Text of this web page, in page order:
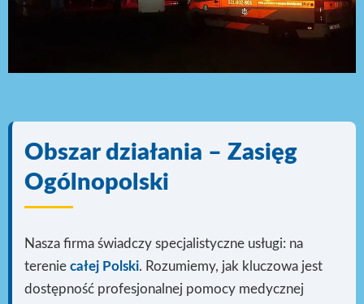
Obszar działania – Zasięg
Ogólnopolski
Nasza firma świadczy specjalistyczne usługi: na
terenie całej Polski. Rozumiemy, jak kluczowa jest
dostępność profesjonalnej pomocy medycznej